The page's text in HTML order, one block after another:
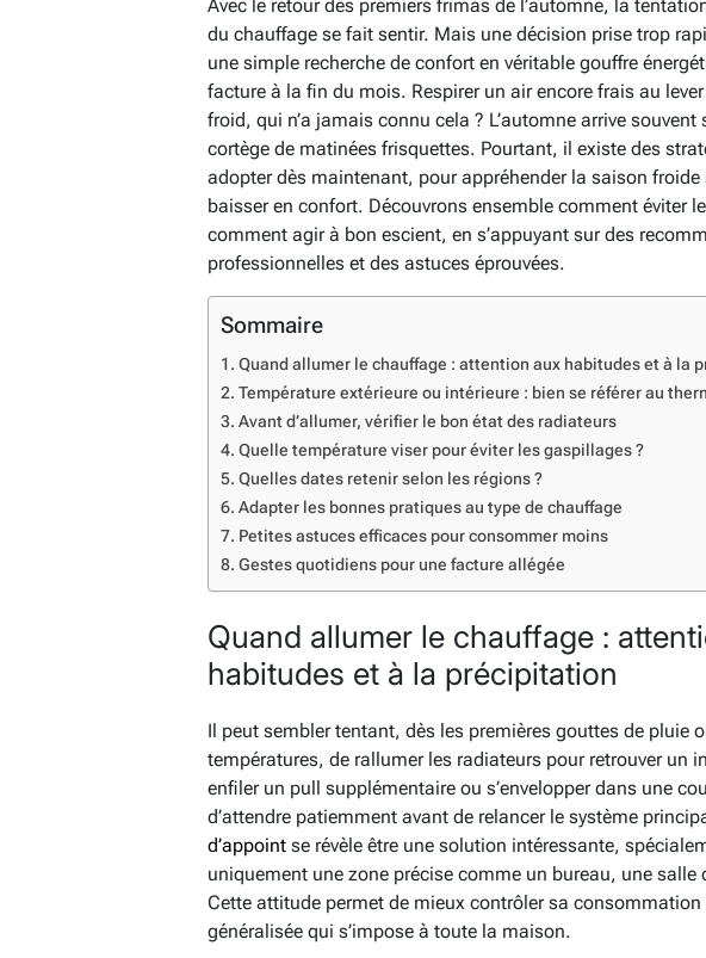
Avec le retour des premiers frimas de l’automne, la
du chauffage se fait sentir. Mais une décision prise trop
une simple recherche de confort en véritable gouffre
facture à la fin du mois. Respirer un air encore frais au
froid, qui n’a jamais connu cela ? L’automne arrive souvent
cortège de matinées frisquettes. Pourtant, il existe des
adopter dès maintenant, pour appréhender la saison froide
baisser en confort. Découvrons ensemble comment éviter
comment agir à bon escient, en s’appuyant sur des
professionnelles et des astuces éprouvées.
Sommaire
Quand allumer le chauffage : attention aux habitudes et à la
Température extérieure ou intérieure : bien se référer au
Avant d’allumer, vérifier le bon état des radiateurs
Quelle température viser pour éviter les gaspillages ?
Quelles dates retenir selon les régions ?
Adapter les bonnes pratiques au type de chauffage
Petites astuces efficaces pour consommer moins
Gestes quotidiens pour une facture allégée
Quand allumer le chauffage :
habitudes et à la précipitation
Il peut sembler tentant, dès les premières gouttes de pluie
températures, de rallumer les radiateurs pour retrouver un
enfiler un pull supplémentaire ou s’envelopper dans une
d’attendre patiemment avant de relancer le système
d’appoint se révèle être une solution intéressante,
uniquement une zone précise comme un bureau, une salle
Cette attitude permet de mieux contrôler sa consommation
généralisée qui s’impose à toute la maison.